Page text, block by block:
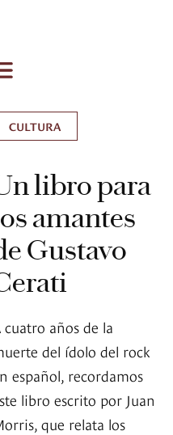
CULTURA
libro para
amantes
Gustavo
cuatro años de la
del ídolo del rock
español, recordamos
libro escrito por Juan
que relata los